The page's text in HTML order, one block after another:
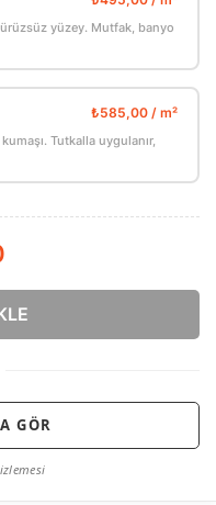
yüzey. Mutfak, banyo
Tutkalla uygulanır,
GÖR